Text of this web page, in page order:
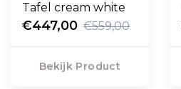
Tafel cream white
€447,00 €559,00
Bekijk Product